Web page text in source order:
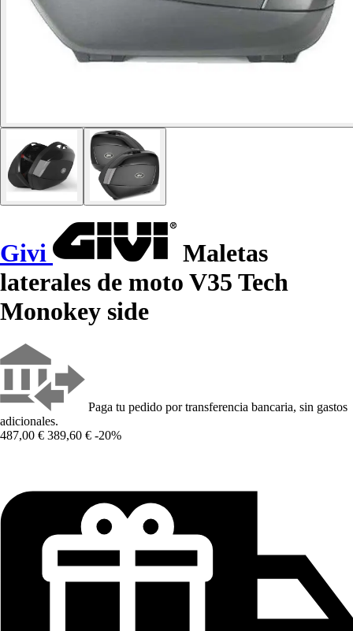
Givi
Maletas
laterales de moto V35 Tech
Monokey side
Paga tu pedido por transferencia bancaria, sin gastos
adicionales.
487,00 € 389,60 € -20%